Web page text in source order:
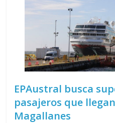
EPAustral busca
pasajeros que
Magallanes